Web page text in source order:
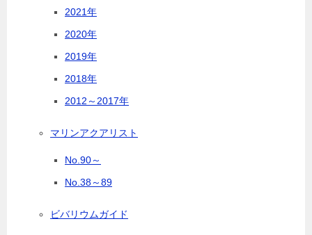
2021年
2020年
2019年
2018年
2012～2017年
マリンアクアリスト
No.90～
No.38～89
ビバリウムガイド